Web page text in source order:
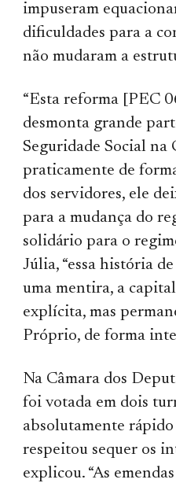
impuseram
dificuldades para a
não mudaram a
“Esta reforma [PEC
desmonta grande
Seguridade Social na
praticamente de
dos servidores, ele
para a mudança do
solidário para o
Júlia, “essa história
uma mentira, a
explícita, mas
Próprio, de forma
Na Câmara dos
foi votada em dois
absolutamente
respeitou sequer os
explicou. “As